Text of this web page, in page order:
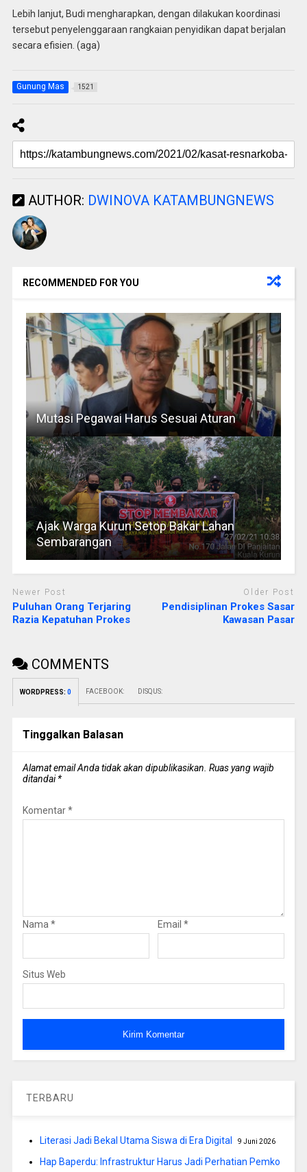
Lebih lanjut, Budi mengharapkan, dengan dilakukan koordinasi
tersebut penyelenggaraan rangkaian penyidikan dapat berjalan
secara efisien. (aga)
Gunung Mas 1521
AUTHOR: DWINOVA KATAMBUNGNEWS
RECOMMENDED FOR YOU
Mutasi Pegawai Harus Sesuai Aturan
Ajak Warga Kurun Setop Bakar Lahan
Sembarangan
Newer Post
Puluhan Orang Terjaring
Razia Kepatuhan Prokes
Older Post
Pendisiplinan Prokes Sasar
Kawasan Pasar
COMMENTS
WORDPRESS: 0 FACEBOOK: DISQUS:
Tinggalkan Balasan
Alamat email Anda tidak akan dipublikasikan. Ruas yang wajib
ditandai*
Komentar*
Nama * Email *
Situs Web
TERBARU
Literasi Jadi Bekal Utama Siswa di Era Digital 9 Juni 2026
Hap Baperdu: Infrastruktur Harus Jadi Perhatian Pemko